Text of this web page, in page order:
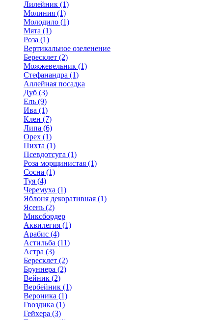
Лилейник (1)
Молиния (1)
Молодило (1)
Мята (1)
Роза (1)
Вертикальное озеленение
Бересклет (2)
Можжевельник (1)
Стефанандра (1)
Аллейная посадка
Дуб (3)
Ель (9)
Ива (1)
Клен (7)
Липа (6)
Орех (1)
Пихта (1)
Псевдотсуга (1)
Роза морщинистая (1)
Сосна (1)
Туя (4)
Черемуха (1)
Яблоня декоративная (1)
Ясень (2)
Миксбордер
Аквилегия (1)
Арабис (4)
Астильба (11)
Астра (3)
Бересклет (2)
Бруннера (2)
Вейник (2)
Вербейник (1)
Вероника (1)
Гвоздика (1)
Гейхера (3)